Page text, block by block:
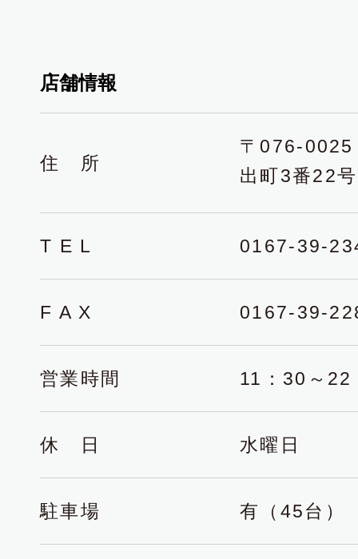
店舗情報
住 所
〒076-
出町3番22
T E L 0167-39-
F A X 0167-39-
営業時間 11：30～
休 日 水曜日
駐車場 有（45台）